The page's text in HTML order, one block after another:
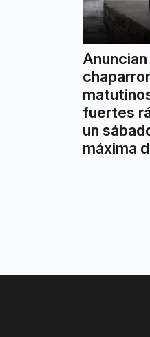
Anuncian
fuertes
un
máxima